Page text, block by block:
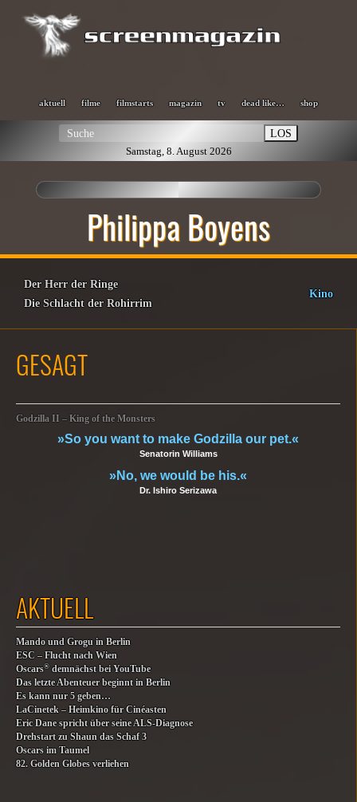
aktuell filme filmstarts magazin tv dead like… shop
LOS
Samstag, 8. August 2026
Philippa Boyens
Der Herr der Ringe
Die Schlacht der Rohirrim
Kino
GESAGT
Godzilla II – King of the Monsters
»So you want to make Godzilla our pet.«
Senatorin Williams
»No, we would be his.«
Dr. Ishiro Serizawa
AKTUELL
Mando und Grogu in Berlin
ESC – Flucht nach Wien
Oscars® demnächst bei YouTube
Das letzte Abenteuer beginnt in Berlin
Es kann nur 5 geben…
LaCinetek – Heimkino für Cinéasten
Eric Dane spricht über seine ALS-Diagnose
Drehstart zu Shaun das Schaf 3
Oscars im Taumel
82. Golden Globes verliehen